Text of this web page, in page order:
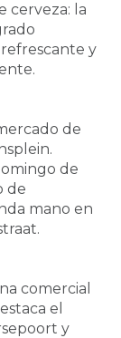
cerveza: la
y
de
de
de
mano en
comercial
el
y